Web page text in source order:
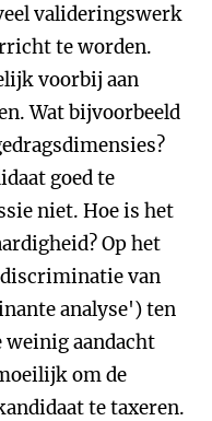
valideringswerk
te worden.
voorbij aan
Wat bijvoorbeeld
goed te
niet. Hoe is het
Op het
van
analyse') ten
aandacht
om de
te taxeren.